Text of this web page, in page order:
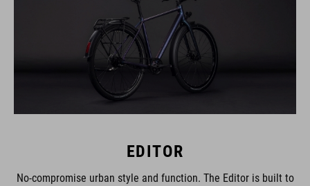
EDITOR
No-compromise urban style and function. The Editor is built to